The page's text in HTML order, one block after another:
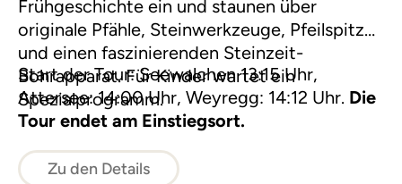
Frühgeschichte ein und staunen über
originale Pfähle, Steinwerkzeuge, Pfeilspitzen
und einen faszinierenden Steinzeit-
Bohrapparat. Für Kinder wartet ein
Spezialprogramm.
Start der Tour: Seewalchen 13:15 Uhr,
Attersee: 14:00 Uhr, Weyregg: 14:12 Uhr. Die
Tour endet am Einstiegsort.
Zu den Details